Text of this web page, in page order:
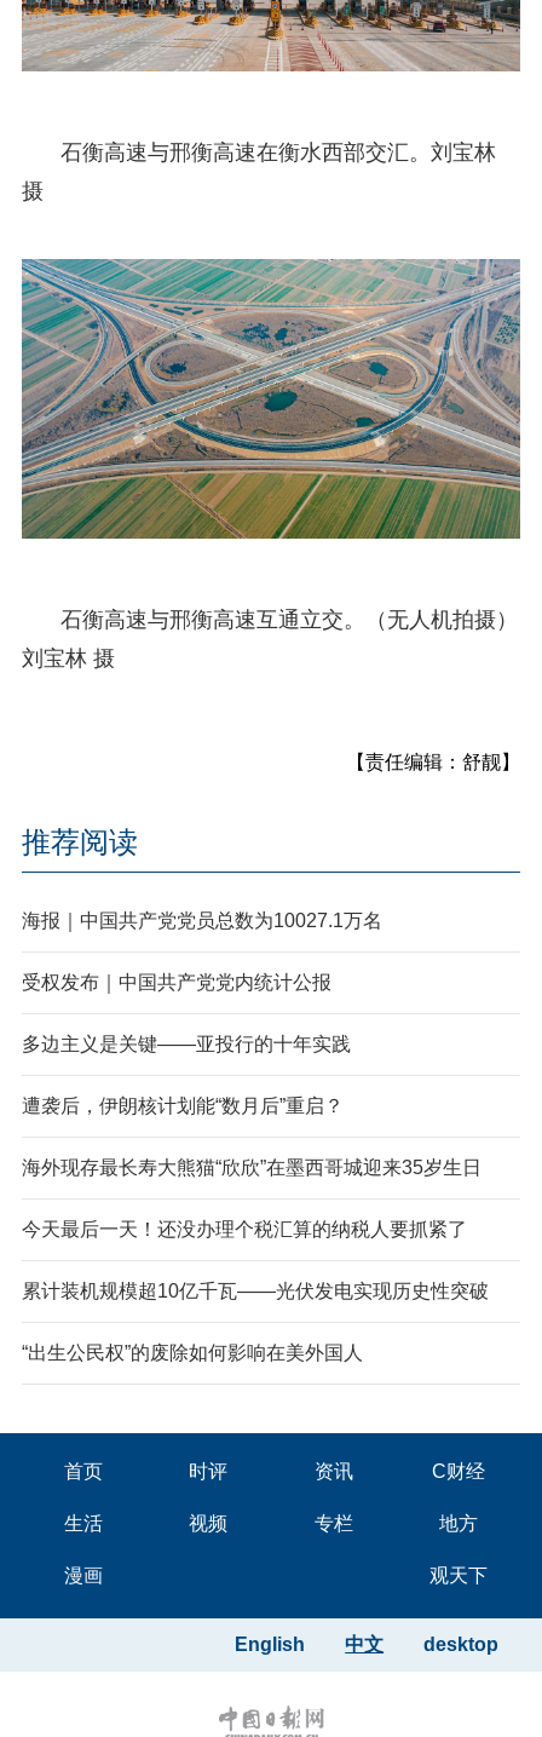
石衡高速与邢衡高速在衡水西部交汇。刘宝林
摄
石衡高速与邢衡高速互通立交。（无人机拍摄）
刘宝林 摄
【责任编辑：舒靓】
推荐阅读
海报｜中国共产党党员总数为10027.1万名
受权发布｜中国共产党党内统计公报
多边主义是关键——亚投行的十年实践
遭袭后，伊朗核计划能“数月后”重启？
海外现存最长寿大熊猫“欣欣”在墨西哥城迎来35岁生日
今天最后一天！还没办理个税汇算的纳税人要抓紧了
累计装机规模超10亿千瓦——光伏发电实现历史性突破
“出生公民权”的废除如何影响在美外国人
首页 时评 资讯 C财经
生活 视频 专栏 地方
漫画 观天下
desktop
中文
English